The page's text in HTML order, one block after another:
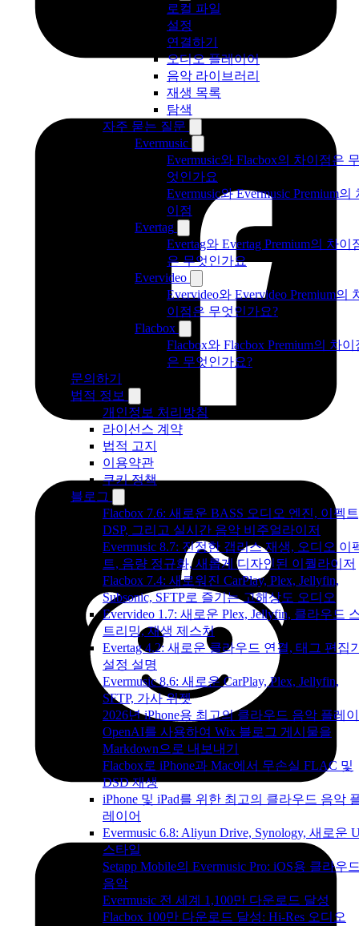
로컬 파일
설정
연결하기
오디오 플레이어
음악 라이브러리
재생 목록
탐색
자주 묻는 질문
Evermusic
Evermusic와 Flacbox의 차이점은
엇인가요
Evermusic와 Evermusic Premium의
이점
Evertag
Evertag와 Evertag Premium의 차이
은 무엇인가요
Evervideo
Evervideo와 Evervideo Premium의
이점은 무엇인가요?
Flacbox
Flacbox와 Flacbox Premium의 차이
은 무엇인가요?
문의하기
법적 정보
개인정보 처리방침
라이선스 계약
법적 고지
이용약관
쿠키 정책
블로그
Flacbox 7.6: 새로운 BASS 오디오 엔진, 이펙
DSP, 그리고 실시간 음악 비주얼라이저
Evermusic 8.7: 진정한 갭리스 재생, 오디오 이
트, 음량 정규화, 새롭게 디자인된 이퀄라이저
Flacbox 7.4: 새로워진 CarPlay, Plex, Jellyfin,
Subsonic, SFTP로 즐기는 고해상도 오디오
Evervideo 1.7: 새로운 Plex, Jellyfin, 클라우드
트리밍, 재생 제스처
Evertag 4.2: 새로운 클라우드 연결, 태그 편집
설정 설명
Evermusic 8.6: 새로운 CarPlay, Plex, Jellyfin,
SFTP, 가사 위젯
2026년 iPhone용 최고의 클라우드 음악 플레
OpenAI를 사용하여 Wix 블로그 게시물을
Markdown으로 내보내기
Flacbox로 iPhone과 Mac에서 무손실 FLAC 및
DSD 재생
iPhone 및 iPad를 위한 최고의 클라우드 음악
레이어
Evermusic 6.8: Aliyun Drive, Synology, 새로운
스타일
Setapp Mobile의 Evermusic Pro: iOS용 클라우
음악
Evermusic 전 세계 1,100만 다운로드 달성
Flacbox 100만 다운로드 달성: Hi-Res 오디오